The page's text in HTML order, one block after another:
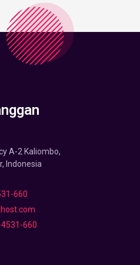
A-2 Kaliombo,
Indonesia
660
660